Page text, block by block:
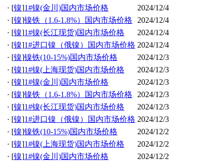
· [镍]1#镍(金川)国内市场价格
2024/12/4
· [镍]镍铁（1.6-1.8%）国内市场价格
2024/12/4
· [镍]1#镍(长江现货)国内市场价格
2024/12/4
· [镍]1#进口镍（俄镍）国内市场价格 2024/12/4
· [镍]镍铁(10-15%)国内市场价格
2024/12/3
· [镍]1#镍(上海现货)国内市场价格
2024/12/3
· [镍]1#镍(金川)国内市场价格
2024/12/3
· [镍]镍铁（1.6-1.8%）国内市场价格
2024/12/3
· [镍]1#镍(长江现货)国内市场价格
2024/12/3
· [镍]1#进口镍（俄镍）国内市场价格 2024/12/3
· [镍]镍铁(10-15%)国内市场价格
2024/12/2
· [镍]1#镍(上海现货)国内市场价格
2024/12/2
· [镍]1#镍(金川)国内市场价格
2024/12/2